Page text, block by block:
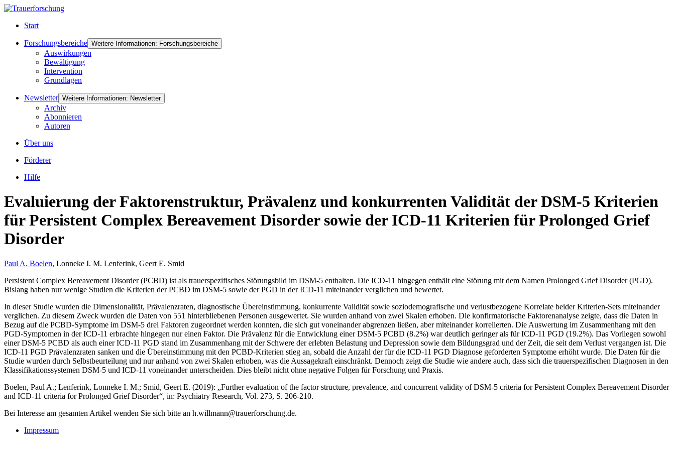
Start
Forschungsbereiche Weitere Informationen: Forschungsbereiche
Auswirkungen
Bewältigung
Intervention
Grundlagen
Newsletter Weitere Informationen: Newsletter
Archiv
Abonnieren
Autoren
Über uns
Förderer
Hilfe
Evaluierung der Faktorenstruktur, Prävalenz und konkurrenten Validität der DSM-5 Kriterien
für Persistent Complex Bereavement Disorder sowie der ICD-11 Kriterien für Prolonged Grief
Disorder
Paul A. Boelen, Lonneke I. M. Lenferink, Geert E. Smid
Persistent Complex Bereavement Disorder (PCBD) ist als trauerspezifisches Störungsbild im DSM-5 enthalten. Die ICD-11 hingegen enthält eine Störung mit dem Namen Prolonged Grief Disorder (PGD).
Bislang haben nur wenige Studien die Kriterien der PCBD im DSM-5 sowie der PGD in der ICD-11 miteinander verglichen und bewertet.
In dieser Studie wurden die Dimensionalität, Prävalenzraten, diagnostische Übereinstimmung, konkurrente Validität sowie soziodemografische und verlustbezogene Korrelate beider Kriterien-Sets miteinander
verglichen. Zu diesem Zweck wurden die Daten von 551 hinterbliebenen Personen ausgewertet. Sie wurden anhand von zwei Skalen erhoben. Die konfirmatorische Faktorenanalyse zeigte, dass die Daten in
Bezug auf die PCBD-Symptome im DSM-5 drei Faktoren zugeordnet werden konnten, die sich gut voneinander abgrenzen ließen, aber miteinander korrelierten. Die Auswertung im Zusammenhang mit den
PGD-Symptomen in der ICD-11 erbrachte hingegen nur einen Faktor. Die Prävalenz für die Entwicklung einer DSM-5 PCBD (8.2%) war deutlich geringer als für ICD-11 PGD (19.2%). Das Vorliegen sowohl
einer DSM-5 PCBD als auch einer ICD-11 PGD stand im Zusammenhang mit der Schwere der erlebten Belastung und Depression sowie dem Bildungsgrad und der Zeit, die seit dem Verlust vergangen ist. Die
ICD-11 PGD Prävalenzraten sanken und die Übereinstimmung mit den PCBD-Kriterien stieg an, sobald die Anzahl der für die ICD-11 PGD Diagnose geforderten Symptome erhöht wurde. Die Daten für die
Studie wurden durch Selbstbeurteilung und nur anhand von zwei Skalen erhoben, was die Aussagekraft einschränkt. Dennoch zeigt die Studie wie andere auch, dass sich die trauerspezifischen Diagnosen in den
Klassifikationssystemen DSM-5 und ICD-11 voneinander unterscheiden. Dies bleibt nicht ohne negative Folgen für Forschung und Praxis.
Boelen, Paul A.; Lenferink, Lonneke I. M.; Smid, Geert E. (2019): „Further evaluation of the factor structure, prevalence, and concurrent validity of DSM-5 criteria for Persistent Complex Bereavement Disorder
and ICD-11 criteria for Prolonged Grief Disorder“, in: Psychiatry Research, Vol. 273, S. 206-210.
Bei Interesse am gesamten Artikel wenden Sie sich bitte an h.willmann@trauerforschung.de.
Impressum